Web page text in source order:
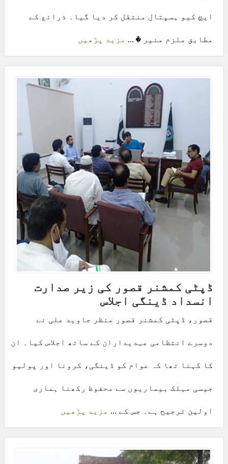
ایچ کیو ہسپتال منتقل کر دیا گیا۔ ذرائع کے
مطابق ملزم منیر � ... مزید پڑھیں
ڈپٹی کمشنر قصور کی زیر صدارت
انسداد ڈینگی اجلاس
قصور، ڈپٹی کمشنر قصور منظر جاوید علی نے
دوسرے انتظامی عہدیداران کے ساتھ اجلاس کیا۔ ان
کا کہنا تھا کہ عوام کو ڈینگی، کرونا اور پولیو
جیسی مہلک بیماریوں سے محفوظ رکھنا ہماری
اولین ترجیح ہے۔ جس کے ... مزید پڑھیں